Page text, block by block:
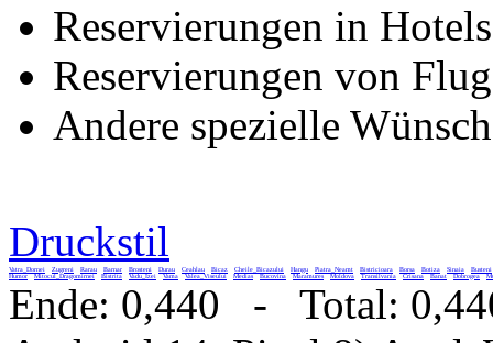
Reservierungen in
Reservierungen von
Andere spezielle
Druckstil
Vatra_Dornei Zugreni Rarau Barnar Brosteni Durau Ceahlau Bicaz Cheile_Bicazului Hangu Piatra_Neamt Bistricioara Borsa Botiza Sinaia
Busteni
Humor
Mitocul_Dragomirnei Bistrita Vadu_Izei Vama Valea_Viseului Medias Bucovina Maramures Moldova Transilvania Crisana Banat Dobrogea
Ende: 0,440 - Total: